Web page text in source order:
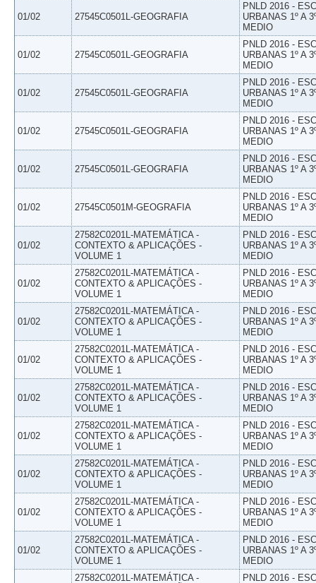
01/02 27545C0501L-GEOGRAFIA
PNLD 2016 -
URBANAS 1º A
MEDIO
01/02 27545C0501L-GEOGRAFIA
PNLD 2016 -
URBANAS 1º A
MEDIO
01/02 27545C0501L-GEOGRAFIA
PNLD 2016 -
URBANAS 1º A
MEDIO
01/02 27545C0501L-GEOGRAFIA
PNLD 2016 -
URBANAS 1º A
MEDIO
01/02 27545C0501L-GEOGRAFIA
PNLD 2016 -
URBANAS 1º A
MEDIO
01/02 27545C0501M-GEOGRAFIA
PNLD 2016 -
URBANAS 1º A
MEDIO
01/02
27582C0201L-MATEMÁTICA -
CONTEXTO & APLICAÇÕES -
VOLUME 1
PNLD 2016 -
URBANAS 1º A
MEDIO
01/02
27582C0201L-MATEMÁTICA -
CONTEXTO & APLICAÇÕES -
VOLUME 1
PNLD 2016 -
URBANAS 1º A
MEDIO
01/02
27582C0201L-MATEMÁTICA -
CONTEXTO & APLICAÇÕES -
VOLUME 1
PNLD 2016 -
URBANAS 1º A
MEDIO
01/02
27582C0201L-MATEMÁTICA -
CONTEXTO & APLICAÇÕES -
VOLUME 1
PNLD 2016 -
URBANAS 1º A
MEDIO
01/02
27582C0201L-MATEMÁTICA -
CONTEXTO & APLICAÇÕES -
VOLUME 1
PNLD 2016 -
URBANAS 1º A
MEDIO
01/02
27582C0201L-MATEMÁTICA -
CONTEXTO & APLICAÇÕES -
VOLUME 1
PNLD 2016 -
URBANAS 1º A
MEDIO
01/02
27582C0201L-MATEMÁTICA -
CONTEXTO & APLICAÇÕES -
VOLUME 1
PNLD 2016 -
URBANAS 1º A
MEDIO
01/02
27582C0201L-MATEMÁTICA -
CONTEXTO & APLICAÇÕES -
VOLUME 1
PNLD 2016 -
URBANAS 1º A
MEDIO
01/02
27582C0201L-MATEMÁTICA -
CONTEXTO & APLICAÇÕES -
VOLUME 1
PNLD 2016 -
URBANAS 1º A
MEDIO
27582C0201L-MATEMÁTICA -
PNLD 2016 -